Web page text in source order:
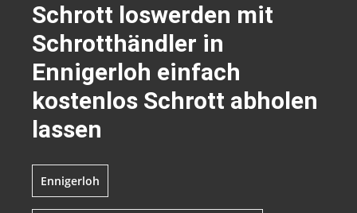
Schrott loswerden mit
Schrotthändler in
Ennigerloh einfach
kostenlos Schrott abholen
lassen
Ennigerloh